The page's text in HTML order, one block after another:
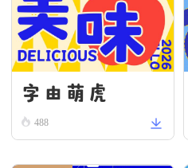
字由萌虎
488